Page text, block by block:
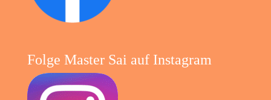
Folge Master Sai auf Instagram